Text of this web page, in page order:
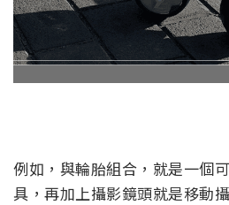
例如，與輪胎組合，就是一個
具，再加上攝影鏡頭就是移動